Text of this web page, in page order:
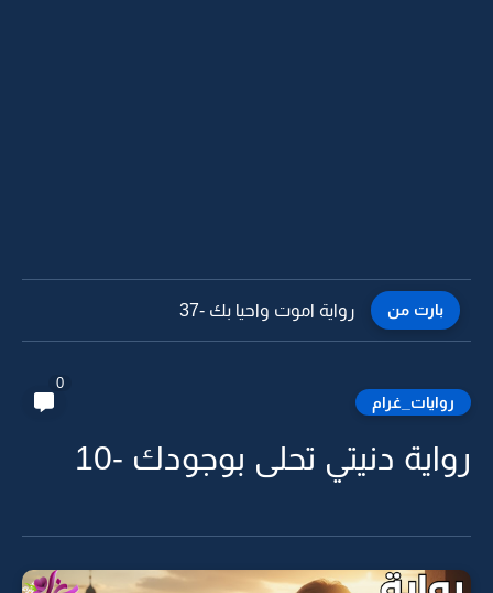
بارت من رواية اموت واحيا بك -37
روايات_غرام
0
رواية دنيتي تحلى بوجودك -10